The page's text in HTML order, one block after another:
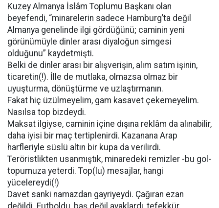
Kuzey Almanya İslâm Toplumu Başkanı olan
beyefendi, “minarelerin sadece Hamburg’ta değil
Almanya genelinde ilgi gördüğünü; caminin yeni
görünümüyle dinler arası diyaloğun simgesi
olduğunu” kaydetmişti.
Belki de dinler arası bir alışverişin, alım satım işinin,
ticaretin(!). İlle de mutlaka, olmazsa olmaz bir
uyuşturma, dönüştürme ve uzlaştırmanın.
Fakat hiç üzülmeyelim, gam kasavet çekemeyelim.
Nasılsa top bizdeydi.
Maksat ilgiyse, caminin içine dışına reklâm da alınabilir,
daha iyisi bir maç tertiplenirdi. Kazanana Arap
harfleriyle süslü altın bir kupa da verilirdi.
Teröristlikten usanmıştık, minaredeki remizler -bu gol-
topumuza yeterdi. Top(lu) mesajlar, hangi
yücelereydi(!)
Davet sanki namazdan gayriyeydi. Çağıran ezan
değildi. Futboldu, baş değil ayaklardı, tefekkür